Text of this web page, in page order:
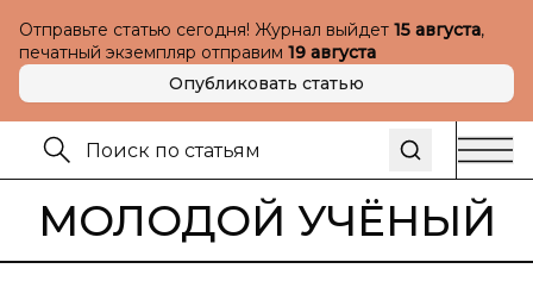
Отправьте статью сегодня! Журнал выйдет 15 августа,
печатный экземпляр отправим 19 августа
Опубликовать статью
МОЛОДОЙ УЧЁНЫЙ